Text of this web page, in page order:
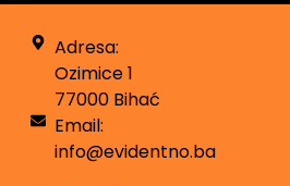
Adresa:
Ozimice 1
77000 Bihać
Email:
info@evidentno.ba